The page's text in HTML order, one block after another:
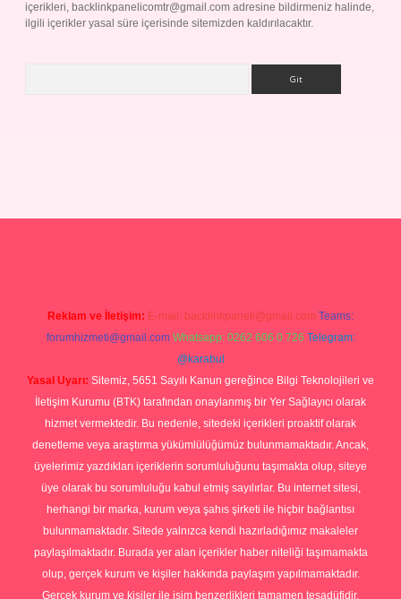
içerikleri, backlinkpanelicomtr@gmail.com adresine bildirmeniz halinde,
ilgili içerikler yasal süre içerisinde sitemizden kaldırılacaktır.
Reklam ve İletişim: E-mail: backlinkpaneli@gmail.com Teams:
forumhizmeti@gmail.com Whatsapp: 0262 606 0 726 Telegram:
@karabul
Yasal Uyarı: Sitemiz, 5651 Sayılı Kanun gereğince Bilgi Teknolojileri ve
İletişim Kurumu (BTK) tarafından onaylanmış bir Yer Sağlayıcı olarak
hizmet vermektedir. Bu nedenle, sitedeki içerikleri proaktif olarak
denetleme veya araştırma yükümlülüğümüz bulunmamaktadır. Ancak,
üyelerimiz yazdıkları içeriklerin sorumluluğunu taşımakta olup, siteye
üye olarak bu sorumluluğu kabul etmiş sayılırlar. Bu internet sitesi,
herhangi bir marka, kurum veya şahıs şirketi ile hiçbir bağlantısı
bulunmamaktadır. Sitede yalnızca kendi hazırladığımız makaleler
paylaşılmaktadır. Burada yer alan içerikler haber niteliği taşımamakta
olup, gerçek kurum ve kişiler hakkında paylaşım yapılmamaktadır.
Gerçek kurum ve kişiler ile isim benzerlikleri tamamen tesadüfidir.